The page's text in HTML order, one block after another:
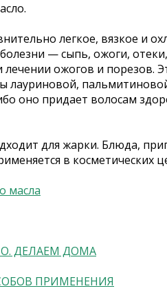
легкое, вязкое и
— сыпь, ожоги,
лечении ожогов и
оно придает волосам
для жарки. Блюда,
в косметических
масла
ДЕЛАЕМ ДОМА
ПРИМЕНЕНИЯ